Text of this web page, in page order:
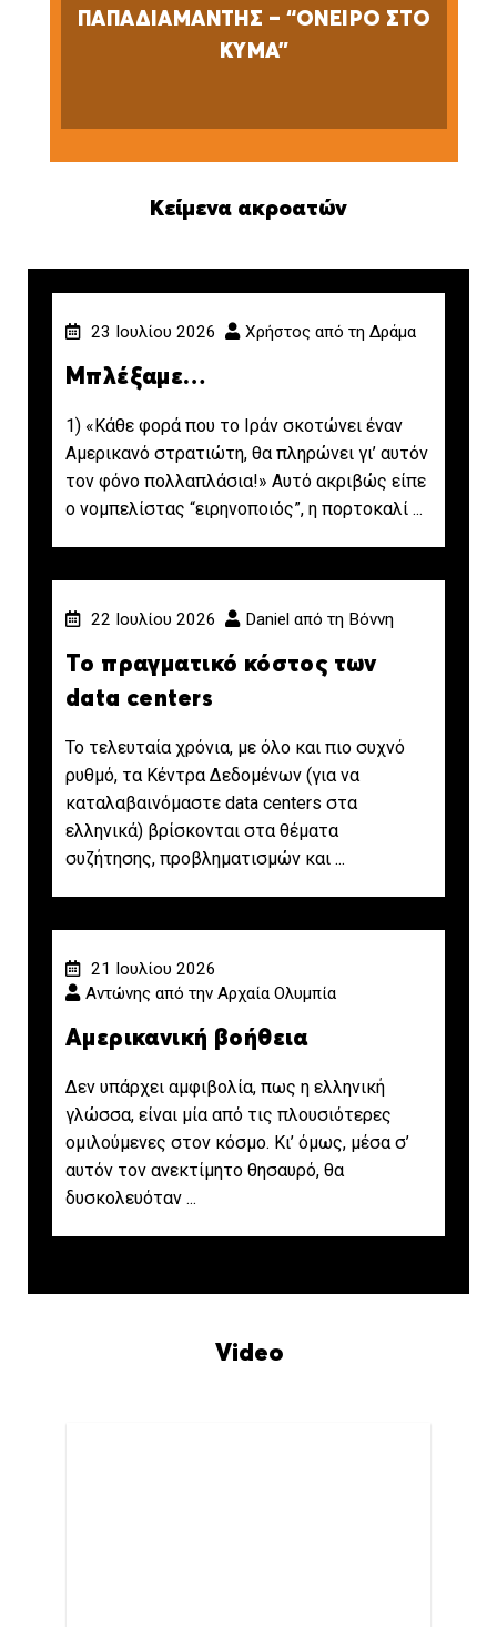
ΠΑΠΑΔΙΑΜΑΝΤΗΣ – “ΟΝΕΙΡΟ ΣΤΟ
ΚΥΜΑ”
Κείμενα ακροατών
23 Ιουλίου 2026 Χρήστος από τη Δράμα
Μπλέξαμε…
1) «Κάθε φορά που το Ιράν σκοτώνει έναν
Αμερικανό στρατιώτη, θα πληρώνει γι’ αυτόν
τον φόνο πολλαπλάσια!» Αυτό ακριβώς είπε
ο νομπελίστας “ειρηνοποιός”, η πορτοκαλί ...
22 Ιουλίου 2026 Daniel από τη Βόννη
Το πραγματικό κόστος των
data centers
Το τελευταία χρόνια, με όλο και πιο συχνό
ρυθμό, τα Κέντρα Δεδομένων (για να
καταλαβαινόμαστε data centers στα
ελληνικά) βρίσκονται στα θέματα
συζήτησης, προβληματισμών και ...
21 Ιουλίου 2026
Αντώνης από την Αρχαία Ολυμπία
Αμερικανική βοήθεια
Δεν υπάρχει αμφιβολία, πως η ελληνική
γλώσσα, είναι μία από τις πλουσιότερες
ομιλούμενες στον κόσμο. Κι’ όμως, μέσα σ’
αυτόν τον ανεκτίμητο θησαυρό, θα
δυσκολευόταν ...
Video